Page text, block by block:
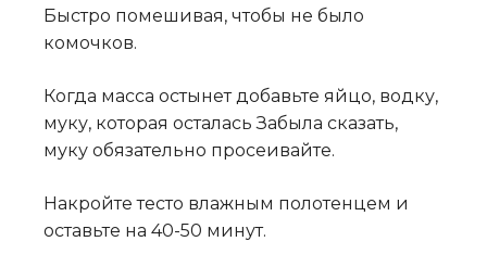
Быстро помешивая, чтобы не было
комочков.
Когда масса остынет добавьте яйцо, водку,
муку, которая осталась Забыла сказать,
муку обязательно просеивайте.
Накройте тесто влажным полотенцем и
оставьте на 40-50 минут.